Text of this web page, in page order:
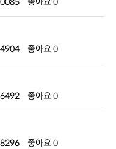
좋아요 0
좋아요 0
좋아요 0